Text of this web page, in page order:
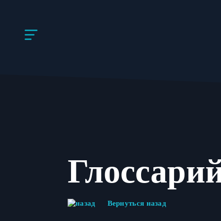
Вернуться назад